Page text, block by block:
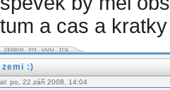
a cas a
:)
po, 22.září 2008, 14:04